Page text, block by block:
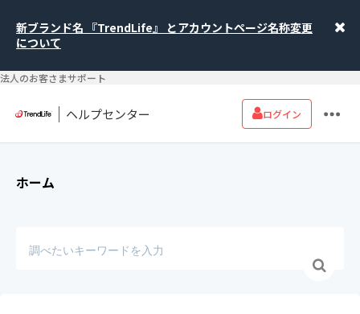
新ブランド名 『TrendLife』 とアカウントページ名称変更
について
法人のお客さまサポート
ヘルプセンター ログイン
ホーム